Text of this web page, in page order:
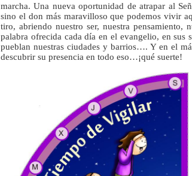
marcha. Una nueva oportunidad de atrapar al
sino el don más maravilloso que podemos vivir
tiro, abriendo nuestro ser, nuestra
palabra ofrecida cada día en el evangelio, en sus
pueblan nuestras ciudades y barrios…. Y en el
descubrir su presencia en todo eso…¡qué suerte!